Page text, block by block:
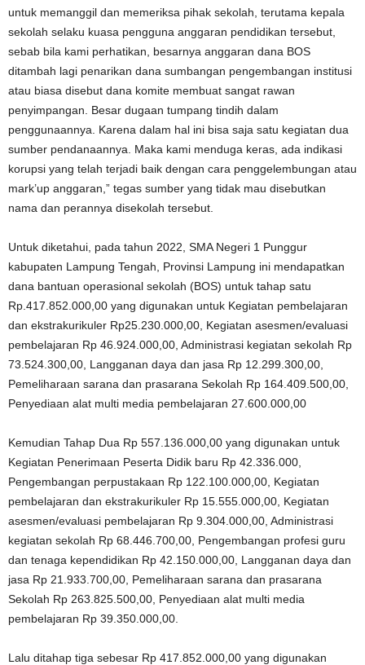
untuk memanggil dan memeriksa pihak sekolah, terutama kepala
sekolah selaku kuasa pengguna anggaran pendidikan tersebut,
sebab bila kami perhatikan, besarnya anggaran dana BOS
ditambah lagi penarikan dana sumbangan pengembangan institusi
atau biasa disebut dana komite membuat sangat rawan
penyimpangan. Besar dugaan tumpang tindih dalam
penggunaannya. Karena dalam hal ini bisa saja satu kegiatan dua
sumber pendanaannya. Maka kami menduga keras, ada indikasi
korupsi yang telah terjadi baik dengan cara penggelembungan atau
mark’up anggaran,” tegas sumber yang tidak mau disebutkan
nama dan perannya disekolah tersebut.
Untuk diketahui, pada tahun 2022, SMA Negeri 1 Punggur
kabupaten Lampung Tengah, Provinsi Lampung ini mendapatkan
dana bantuan operasional sekolah (BOS) untuk tahap satu
Rp.417.852.000,00 yang digunakan untuk Kegiatan pembelajaran
dan ekstrakurikuler Rp25.230.000,00, Kegiatan asesmen/evaluasi
pembelajaran Rp 46.924.000,00, Administrasi kegiatan sekolah Rp
73.524.300,00, Langganan daya dan jasa Rp 12.299.300,00,
Pemeliharaan sarana dan prasarana Sekolah Rp 164.409.500,00,
Penyediaan alat multi media pembelajaran 27.600.000,00
Kemudian Tahap Dua Rp 557.136.000,00 yang digunakan untuk
Kegiatan Penerimaan Peserta Didik baru Rp 42.336.000,
Pengembangan perpustakaan Rp 122.100.000,00, Kegiatan
pembelajaran dan ekstrakurikuler Rp 15.555.000,00, Kegiatan
asesmen/evaluasi pembelajaran Rp 9.304.000,00, Administrasi
kegiatan sekolah Rp 68.446.700,00, Pengembangan profesi guru
dan tenaga kependidikan Rp 42.150.000,00, Langganan daya dan
jasa Rp 21.933.700,00, Pemeliharaan sarana dan prasarana
Sekolah Rp 263.825.500,00, Penyediaan alat multi media
pembelajaran Rp 39.350.000,00.
Lalu ditahap tiga sebesar Rp 417.852.000,00 yang digunakan